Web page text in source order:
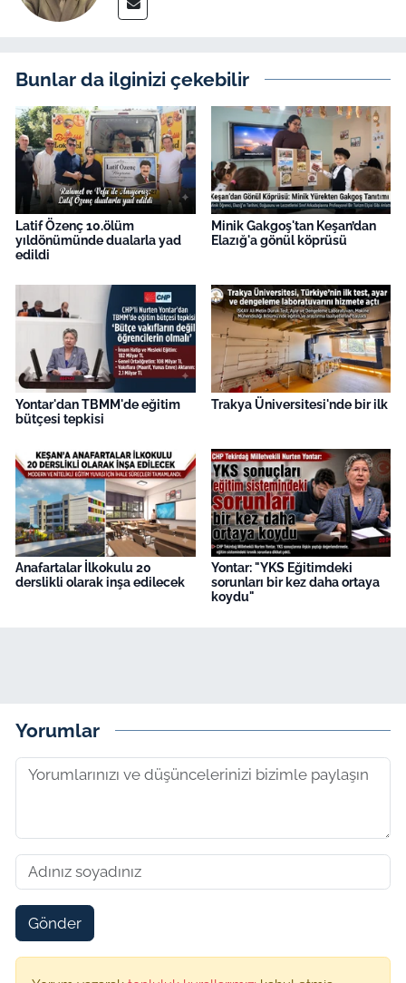
Bunlar da ilginizi çekebilir
Latif Özenç 10.ölüm
yıldönümünde dualarla yad
edildi
Minik Gakgoş'tan Keşan’dan
Elazığ'a gönül köprüsü
Yontar'dan TBMM'de eğitim
bütçesi tepkisi
Trakya Üniversitesi'nde bir ilk
Anafartalar İlkokulu 20
derslikli olarak inşa edilecek
Yontar: "YKS Eğitimdeki
sorunları bir kez daha ortaya
koydu"
Yorumlar
Gönder